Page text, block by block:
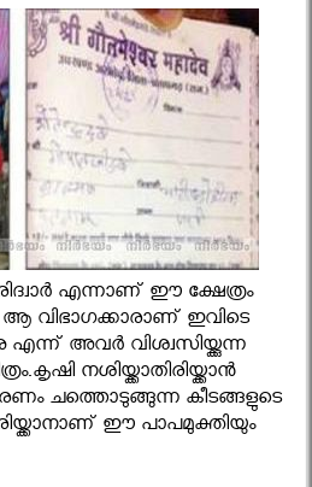
എന്നാണ് ഈ ക്ഷേത്രം
വിഭാഗക്കാരാണ് ഇവിടെ
അവര്‍ വിശ്വസിയ്ക്കുന്ന
നശിയ്ക്കാതിരിയ്ക്കാന്‍
ചത്തൊടുങ്ങുന്ന കീടങ്ങളുടെ
ഈ പാപമുക്തിയും